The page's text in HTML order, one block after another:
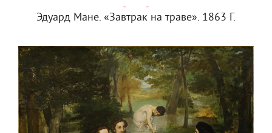
Эдуард Мане. «Завтрак на траве». 1863 Г.